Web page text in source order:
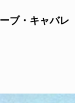
ブ・キャバレ